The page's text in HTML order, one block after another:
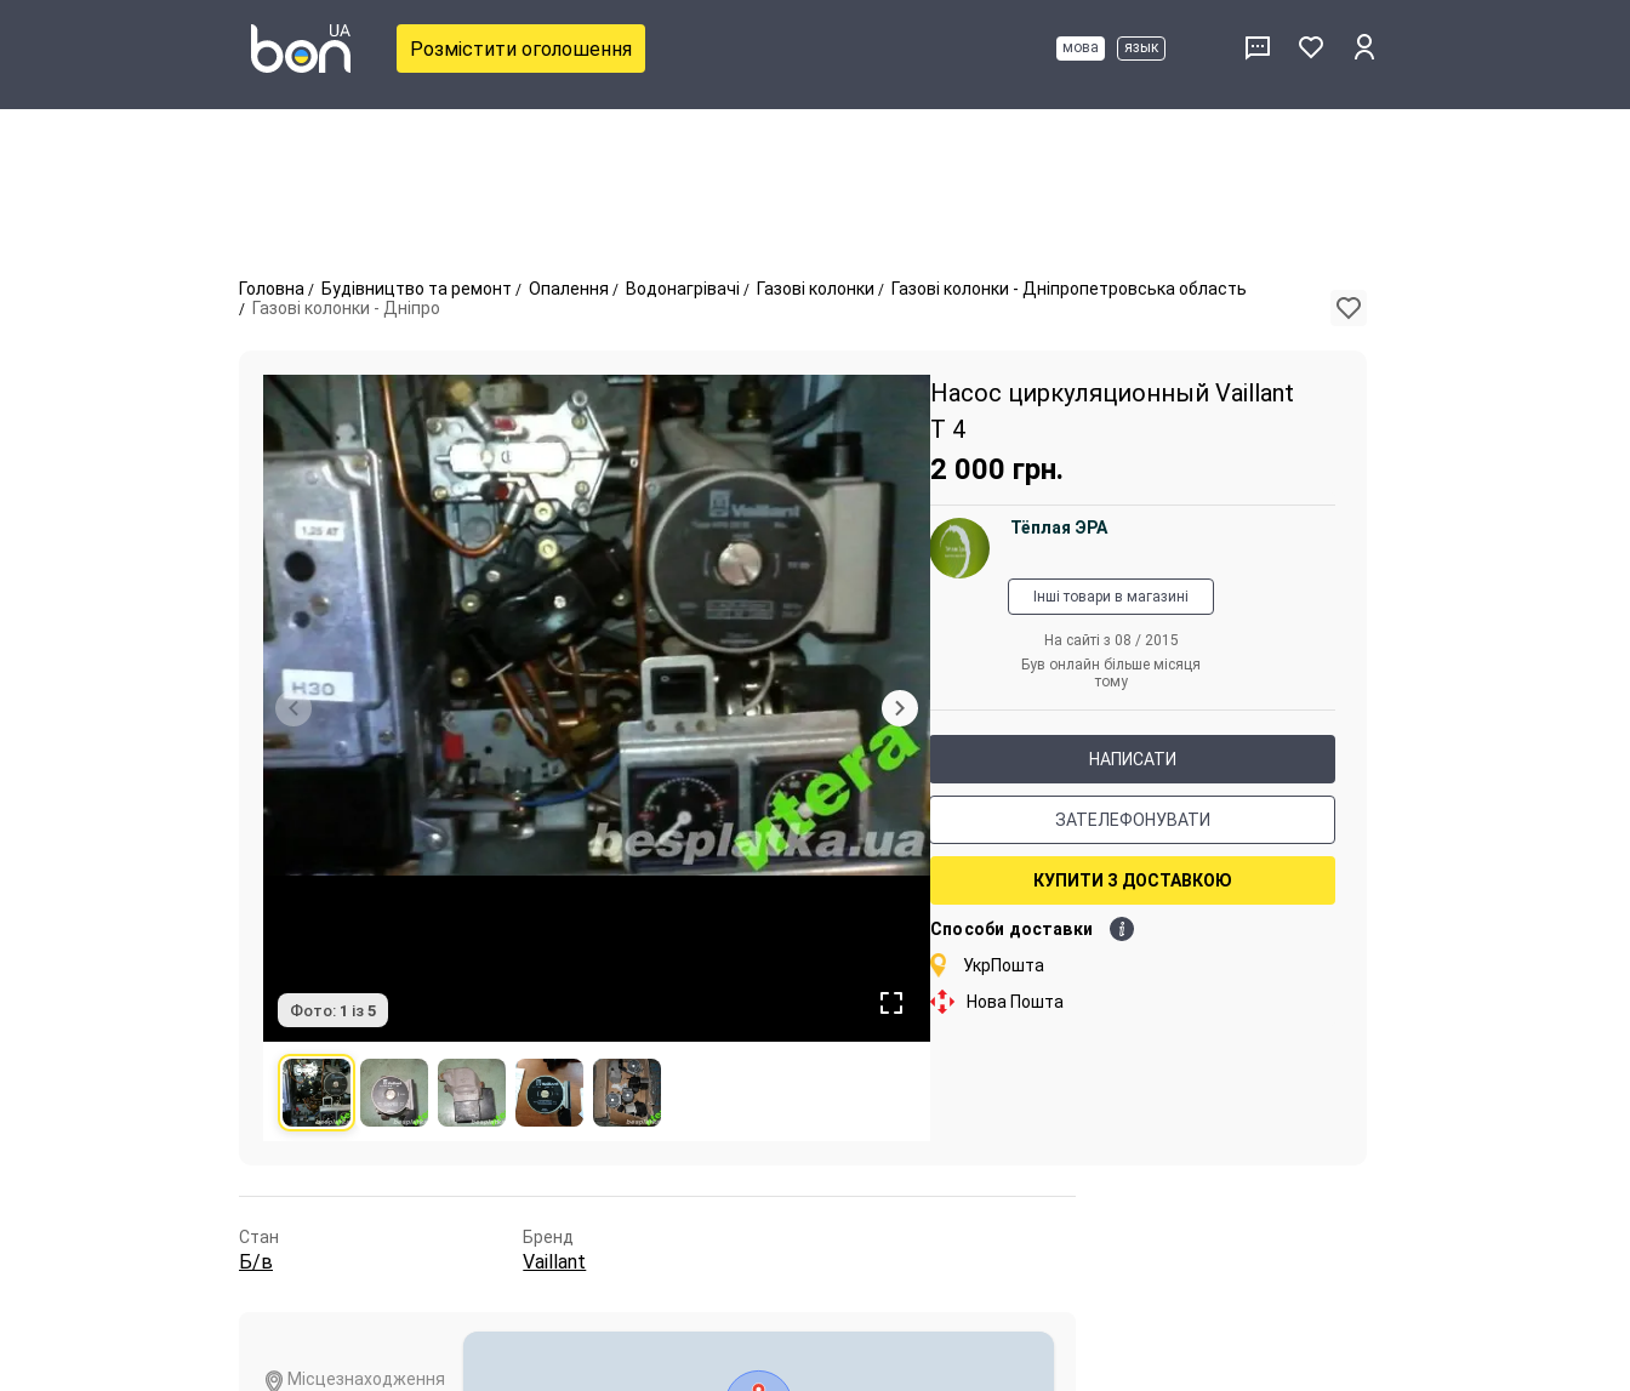
Розмістити оголошення мова язык
Головна Будівництво та ремонт Опалення Водонагрівачі Газові колонки
Газові колонки - Дніпропетровська область
Газові колонки - Дніпро
Фото: 1 із 5
Насос циркуляционный Vaillant
T 4
2 000 грн.
Тёплая ЭРА
Інші товари в магазині
На сайті з 08 / 2015
Був онлайн більше місяця
тому
НАПИСАТИ
ЗАТЕЛЕФОНУВАТИ
КУПИТИ З ДОСТАВКОЮ
Способи доставки
УкрПошта
Нова Пошта
Стан
Б/в
Бренд
Vaillant
Місцезнаходження